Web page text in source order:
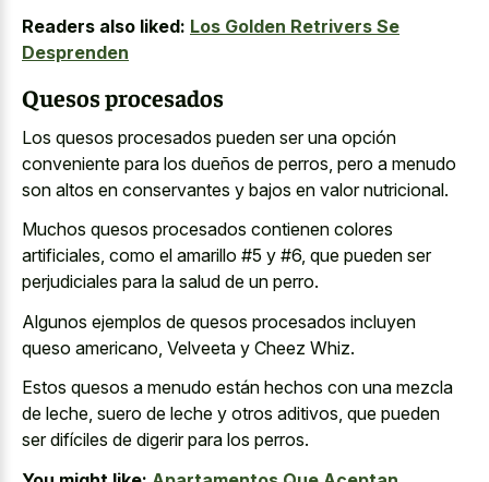
Readers also liked: Los Golden Retrivers Se
Desprenden
Quesos procesados
Los quesos procesados pueden ser una opción
conveniente para los dueños de perros, pero a menudo
son altos en conservantes y bajos en valor nutricional.
Muchos quesos procesados contienen colores
artificiales, como el amarillo #5 y #6, que pueden ser
perjudiciales para la salud de un perro.
Algunos ejemplos de quesos procesados incluyen
queso americano, Velveeta y Cheez Whiz.
Estos quesos a menudo están hechos con una mezcla
de leche, suero de leche y otros aditivos, que pueden
ser difíciles de digerir para los perros.